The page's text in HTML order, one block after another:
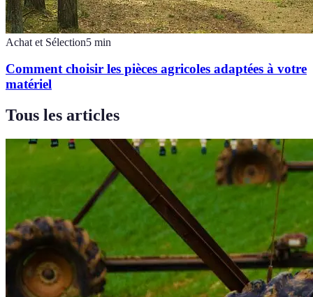
Achat et Sélection5 min
Comment choisir les pièces agricoles adaptées à votre
matériel
Tous les articles